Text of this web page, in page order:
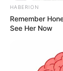
HABERION
Remember
See Her Now